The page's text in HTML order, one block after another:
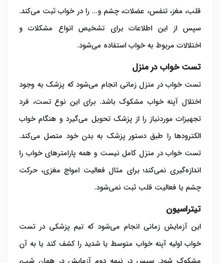
قلب، مغز، تنفس، عضلات، چشم و... را در خواب ثبت می‌کند.
سپس از این اطلاعات برای تشخیص انواع مشکلات و
اختلالات مربوط به خواب استفاده می‌شود.
تست خواب در منزل
تست خواب در منزل زمانی انجام می‌شود که پزشک به وجود
اختلال آپنه خواب مشکوک باشد. برای این نوع تست، فرد
تجهیزات موردنیاز را از پزشک تحویل می‌گیرد و هنگام خواب
الکترودها را طبق دستور پزشک به بدن خود متصل می‌کند.
تست خواب در منزل کامل نیست و همه پارامترهای خواب را
اندازه‌گیری نمی‌کند؛ برای مثال فعالیت امواج مغزی، حرکت
چشم یا فعالیت قلب ثبت نمی‌شود.
تیتراسیون
این آزمایش زمانی انجام می‌شود که تیم پزشکی در تست
خواب اولیه آپنه خواب متوسط یا شدید را کشف کند یا به آن